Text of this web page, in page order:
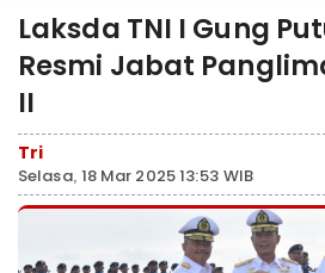
Laksda TNI I Gung
Resmi Jabat
II
Tri
Selasa, 18 Mar 2025 13:53 WIB